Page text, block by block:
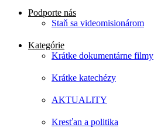
Podporte nás
Staň sa videomisionárom
Kategórie
Krátke dokumentárne filmy
Krátke katechézy
AKTUALITY
Kresťan a politika